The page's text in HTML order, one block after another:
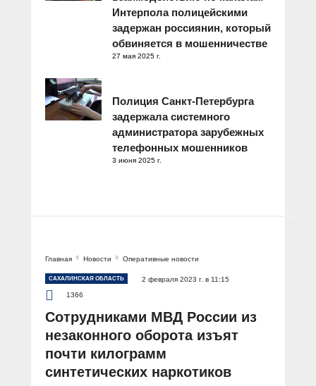
Интерпола полицейскими
задержан россиянин, который
обвиняется в мошенничестве
27 мая 2025 г.
Полиция Санкт-Петербурга
задержала системного
администратора зарубежных
телефонных мошенников
3 июня 2025 г.
Главная Новости Оперативные новости
САХАЛИНСКАЯ ОБЛАСТЬ
2 февраля 2023 г. в 11:15
1366
Сотрудниками МВД России из
незаконного оборота изъят
почти килограмм
синтетических наркотиков